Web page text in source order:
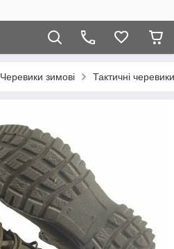
Черевики зимові Тактичні